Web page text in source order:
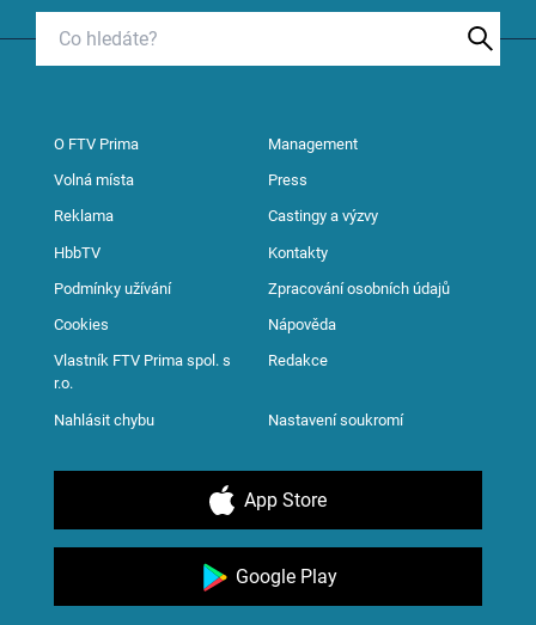
O FTV Prima Management
Volná místa Press
Reklama Castingy a výzvy
HbbTV Kontakty
Podmínky užívání Zpracování osobních údajů
Cookies Nápověda
Vlastník FTV Prima spol. s
r.o.
Redakce
Nahlásit chybu Nastavení soukromí
App Store
Google Play